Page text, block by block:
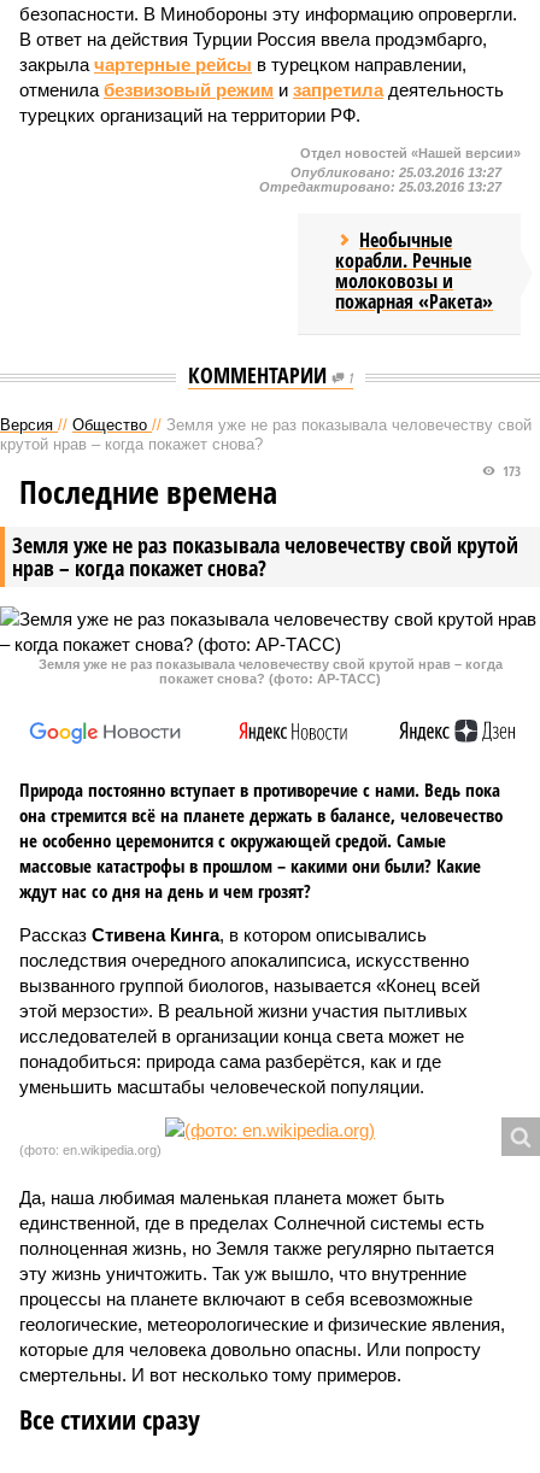
безопасности. В Минобороны эту информацию опровергли.
В ответ на действия Турции Россия ввела продэмбарго,
закрыла чартерные рейсы в турецком направлении,
отменила безвизовый режим и запретиладеятельность
турецких организаций на территории РФ.
Отдел новостей «Нашей версии»
Опубликовано: 25.03.2016 13:27
Отредактировано: 25.03.2016 13:27
Необычные
корабли. Речные
молоковозы и
пожарная «Ракета»
КОММЕНТАРИИ 1
Версия // Общество // Земля уже не раз показывала человечеству свой
крутой нрав – когда покажет снова?
Земля уже не раз показывала человечеству свой крутой
нрав – когда покажет снова?
173
Последние времена
Земля уже не раз показывала человечеству свой крутой нрав – когда
покажет снова? (фото: АР-ТАСС)
Природа постоянно вступает в противоречие с нами. Ведь пока
она стремится всё на планете держать в балансе, человечество
не особенно церемонится с окружающей средой. Самые
массовые катастрофы в прошлом – какими они были? Какие
ждут нас со дня на день и чем грозят?
Рассказ Стивена Кинга, в котором описывались
последствия очередного апокалипсиса, искусственно
вызванного группой биологов, называется «Конец всей
этой мерзости». В реальной жизни участия пытливых
исследователей в организации конца света может не
понадобиться: природа сама разберётся, как и где
уменьшить масштабы человеческой популяции.
(фото: en.wikipedia.org)
Да, наша любимая маленькая планета может быть
единственной, где в пределах Солнечной системы есть
полноценная жизнь, но Земля также регулярно пытается
эту жизнь уничтожить. Так уж вышло, что внутренние
процессы на планете включают в себя всевозможные
геологические, метеорологические и физические явления,
которые для человека довольно опасны. Или попросту
смертельны. И вот несколько тому примеров.
Все стихии сразу